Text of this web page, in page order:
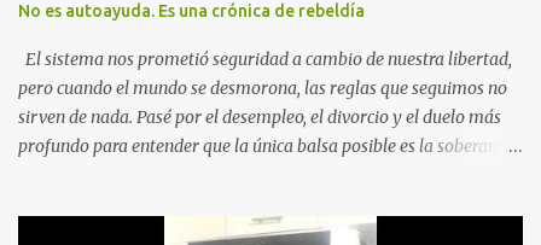
No es autoayuda. Es una crónica de rebeldía
El sistema nos prometió seguridad a cambio de nuestra libertad,
pero cuando el mundo se desmorona, las reglas que seguimos no
sirven de nada. Pasé por el desempleo, el divorcio y el duelo más
profundo para entender que la única balsa posible es la soberanía
un Cimarrón no es huir del mundo, es aprender a caminar en él sin